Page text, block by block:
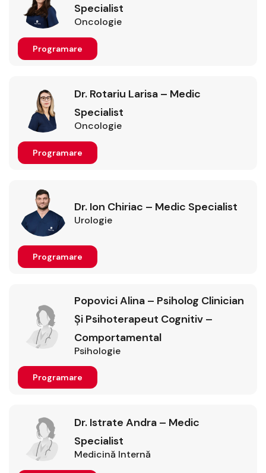
Specialist
Oncologie
Programare
Dr. Rotariu Larisa – Medic
Specialist
Oncologie
Programare
Dr. Ion Chiriac – Medic Specialist
Urologie
Programare
Popovici Alina – Psiholog Clinician
Şi Psihoterapeut Cognitiv –
Comportamental
Psihologie
Programare
Dr. Istrate Andra – Medic
Specialist
Medicină Internă